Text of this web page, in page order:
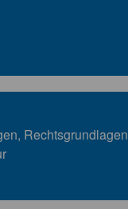
Rechtsgrundlagen